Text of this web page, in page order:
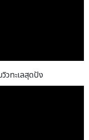
วทะเลสุดปัง